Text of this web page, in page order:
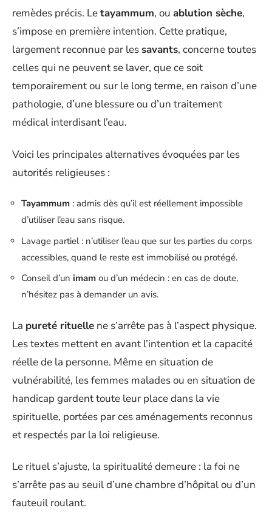
remèdes précis. Letayammum, ou ablution sèche,
s’impose en première intention. Cette pratique,
largement reconnue par les savants, concerne toutes
celles qui ne peuvent se laver, que ce soit
temporairement ou sur le long terme, en raison d’une
pathologie, d’une blessure ou d’un traitement
médical interdisant l’eau.
Voici les principales alternatives évoquées par les
autorités religieuses :
Tayammum : admis dès qu’il est réellement impossible
d’utiliser l’eau sans risque.
Lavage partiel : n’utiliser l’eau que sur les parties du corps
accessibles, quand le reste est immobilisé ou protégé.
Conseil d’un imam ou d’un médecin : en cas de doute,
n’hésitez pas à demander un avis.
La pureté rituelle ne s’arrête pas à l’aspect physique.
Les textes mettent en avant l’intention et la capacité
réelle de la personne. Même en situation de
vulnérabilité, les femmes malades ou en situation de
handicap gardent toute leur place dans la vie
spirituelle, portées par ces aménagements reconnus
et respectés par la loi religieuse.
Le rituel s’ajuste, la spiritualité demeure : la foi ne
s’arrête pas au seuil d’une chambre d’hôpital ou d’un
fauteuil roulant.